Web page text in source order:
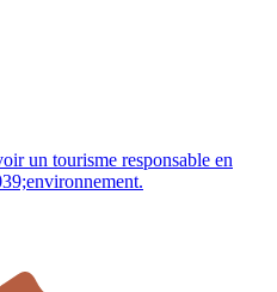
un tourisme responsable en